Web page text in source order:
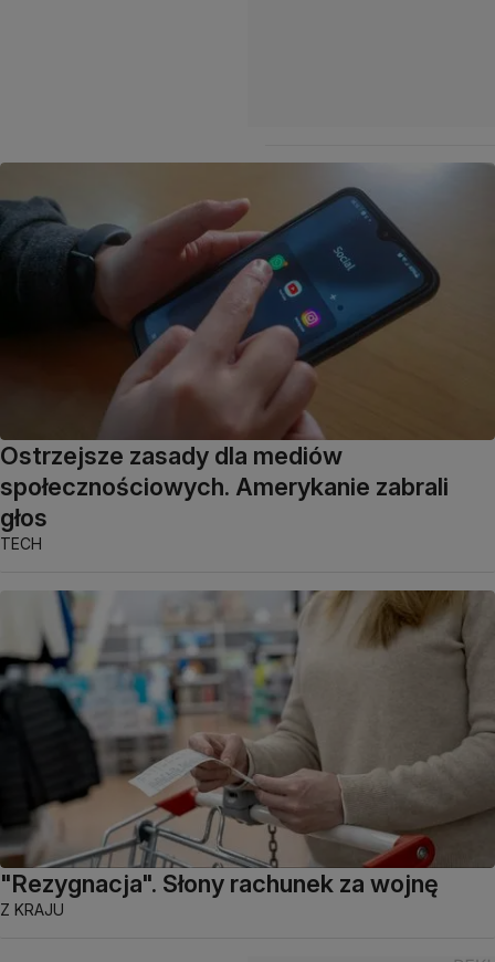
Ostrzejsze zasady dla mediów
społecznościowych. Amerykanie zabrali
głos
TECH
"Rezygnacja". Słony rachunek za wojnę
Z KRAJU